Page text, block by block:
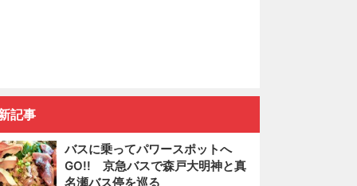
記事
バスに乗ってパワースポットへ
GO!! 京急バスで森戸大明神と真
名瀬バス停を巡る